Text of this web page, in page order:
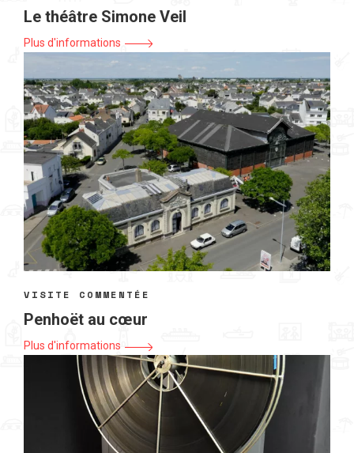
Le théâtre Simone Veil
Plus d'informations
VISITE COMMENTÉE
Penhoët au cœur
Plus d'informations